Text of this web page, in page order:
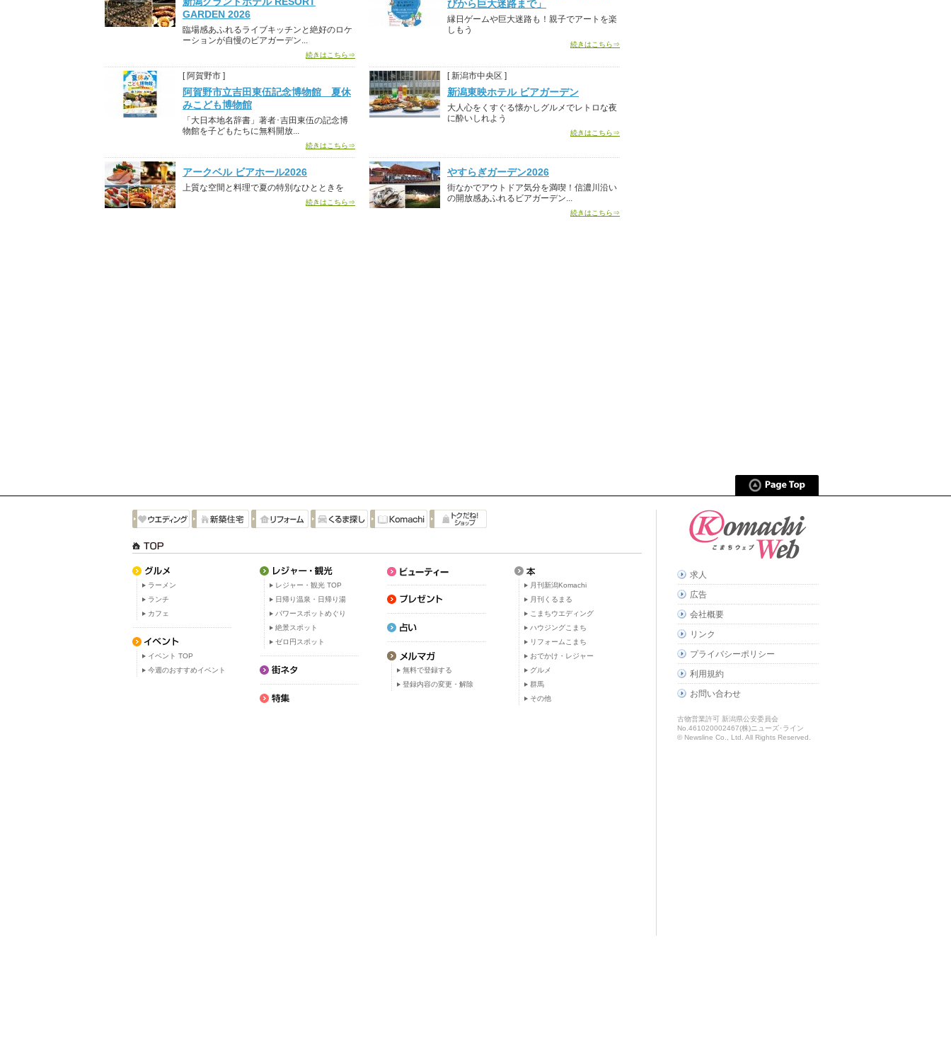
GARDEN 2026
臨場感あふれるライブキッチンと絶好のロケ
ーションが自慢のビアガーデン...
続きはこちら⇒
びから巨大迷路まで」
縁日ゲームや巨大迷路も！親子でアートを楽
しもう
続きはこちら⇒
[ 阿賀野市 ]
阿賀野市立吉田東伍記念博物館 夏休
みこども博物館
「大日本地名辞書」著者･吉田東伍の記念博
物館を子どもたちに無料開放...
続きはこちら⇒
[ 新潟市中央区 ]
新潟東映ホテル ビアガーデン
大人心をくすぐる懐かしグルメでレトロな夜
に酔いしれよう
続きはこちら⇒
アークベル ビアホール2026
上質な空間と料理で夏の特別なひとときを
続きはこちら⇒
やすらぎガーデン2026
街なかでアウトドア気分を満喫！信濃川沿い
の開放感あふれるビアガーデン...
続きはこちら⇒
ラーメン
ランチ
カフェ
イベント TOP
今週のおすすめイベント
レジャー・観光 TOP
日帰り温泉・日帰り湯
パワースポットめぐり
絶景スポット
ゼロ円スポット
無料で登録する
登録内容の変更・解除
月刊新潟Komachi
月刊くるまる
こまちウエディング
ハウジングこまち
リフォームこまち
おでかけ・レジャー
グルメ
群馬
その他
求人
広告
会社概要
リンク
プライバシーポリシー
利用規約
お問い合わせ
古物営業許可 新潟県公安委員会
No.461020002467(株)ニューズ･ライン
© Newsline Co., Ltd. All Rights Reserved.